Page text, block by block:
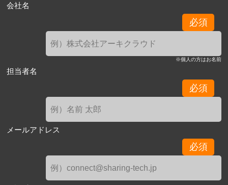
会社名
必須
※個人の方はお名前
担当者名
必須
メールアドレス
必須